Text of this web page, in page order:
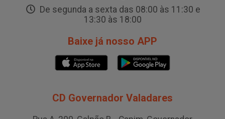
De segunda a sexta das 08:00 às 11:30 e
13:30 às 18:00
Baixe já nosso APP
CD Governador Valadares